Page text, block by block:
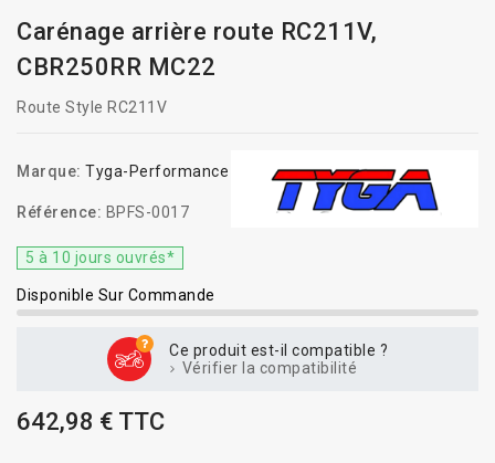
Carénage arrière route RC211V,
CBR250RR MC22
Route Style RC211V
Marque: Tyga-Performance
Référence: BPFS-0017
5 à 10 jours ouvrés*
Disponible Sur Commande
Ce produit est-il compatible ?
Vérifier la compatibilité
642,98 € TTC